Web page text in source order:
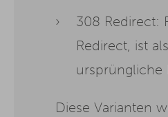
308 Redirect:
Redirect, ist
ursprüngliche
Diese Varianten